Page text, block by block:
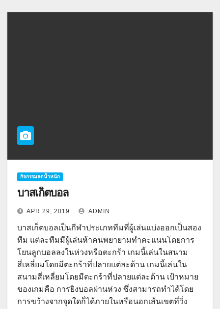
กิจกรรมลดน้ำหนัก
บาสเก็ตบอล
APR 29, 2019 ADMIN
บาสเก็ตบอลเป็นกีฬาประเภททีมที่ผู้เล่นแบ่งออกเป็นสอง
ทีม แต่ละทีมมีผู้เล่นห้าคนพยายามทำคะแนนโดยการ
โยนลูกบอลลงในห่วงหรือตะกร้า เกมนี้เล่นในสนาม
สี่เหลี่ยมโดยมีตะกร้าที่ปลายแต่ละด้าน เกมนี้เล่นใน
สนามสี่เหลี่ยมโดยมีตะกร้าที่ปลายแต่ละด้าน เป้าหมาย
ของเกมคือ การยิงบอลผ่านห่วง ซึ่งสามารถทำได้โดย
การขว้างจากจุดใดก็ได้ภายในหรือนอกเส้นเขตที่วิ่ง